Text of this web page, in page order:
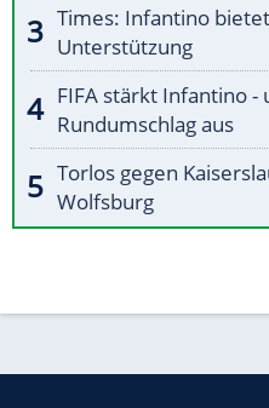
Times: Infantino
Unterstützung
FIFA stärkt Infantino -
Rundumschlag aus
Torlos gegen
Wolfsburg